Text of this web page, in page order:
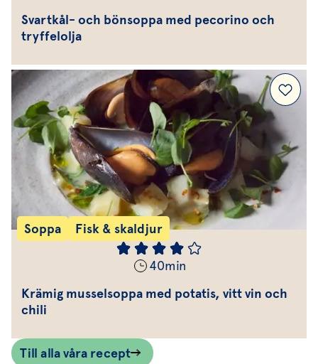
Svartkål- och bönsoppa med pecorino och
tryffelolja
Soppa Fisk & skaldjur
40min
Krämig musselsoppa med potatis, vitt vin och
chili
Till alla våra recept